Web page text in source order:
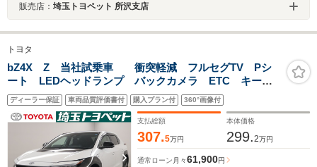
販売店： 埼玉トヨペット 所沢支店
トヨタ
bZ4X Z 当社試乗車 衝突軽減 フルセグTV Pシ
ート LEDヘッドランプ バックカメラ ETC キーレ
ス オートクルーズコントロール スマートキー ナビ
&TV メモリーナビ 記録簿 ミュージックプレイヤー
接続可
ディーラー保証 車両品質評価書付 購入プラン付 360°画像付
支払総額
307.5万円
本体価格
299.2万円
通常ローン 月々61,900円